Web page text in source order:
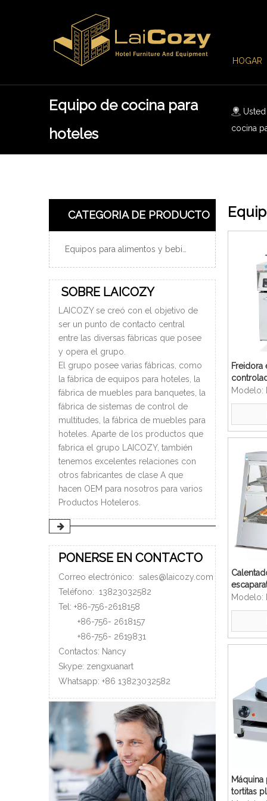
HOGAR
Equipo de cocina para
hoteles
cocina
CATEGORIA DE PRODUCTO
SOBRE LAICOZY
LAICOZY se creó con el objetivo de
ser un punto de contacto central
entre las diversas fábricas que posee
y opera el grupo.
El grupo posee varias fábricas, como
la fábrica de equipos para hoteles, la
fábrica de muebles para banquetes, la
fábrica de sistemas de control de
multitudes, la fábrica de muebles para
hoteles. Aparte de los productos que
fabrica el grupo LAICOZY, también
tenemos excelentes relaciones con
otros fabricantes de clase A que
hacen OEM para nosotros para varios
Productos Hoteleros.
PONERSE EN CONTACTO
Correo electrónico: sales@laicozy.com
Teléfono: 13823032582
Tel: +86-756-2618158
+86-756- 2618157
+86-756- 2619831
Contactos: Nancy
Skype: zengxuanart
Whatsapp: +86 13823032582
Freidora
de pollo
Modelo:
de vidrio
hotel
Modelo:
tortitas